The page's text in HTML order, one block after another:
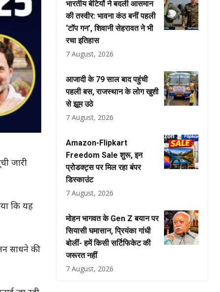
जारी
कि यह
साधने की
भारतीय बेटियों ने बदली आसमान
की तस्वीर: भावना कंठ बनीं पहली
‘टॉप गन’, शिवानी सेहरावत ने भी
रचा इतिहास
7 August, 2026
आजादी के 79 साल बाद पहुंची
पहली बस, राजस्थान के लोग खुशी
से झूम उठे
7 August, 2026
Amazon-Flipkart
Freedom Sale शुरू, इन
प्रोडक्ट्स पर मिल रहा बंपर
डिस्काउंट
7 August, 2026
मोहन भागवत के Gen Z बयान पर
सियासी घमासान, प्रियंका गांधी
बोलीं- हमें किसी सर्टिफिकेट की
जरूरत नहीं
7 August, 2026